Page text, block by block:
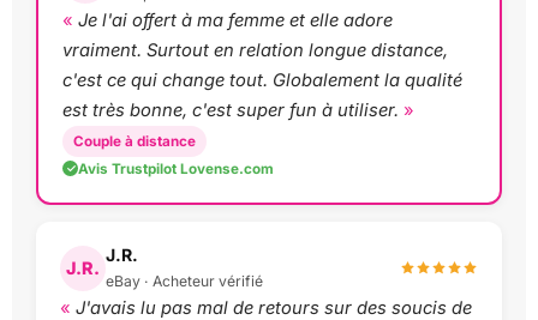
Je l'ai offert à ma femme et elle adore
vraiment. Surtout en relation longue distance,
c'est ce qui change tout. Globalement la qualité
est très bonne, c'est super fun à utiliser.
Couple à distance
Avis Trustpilot Lovense.com
J.R.
J.R.
eBay · Acheteur vérifié
J'avais lu pas mal de retours sur des soucis de